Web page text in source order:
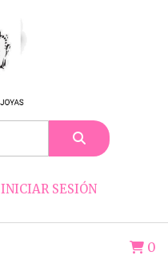
INICIAR SESIÓN
0